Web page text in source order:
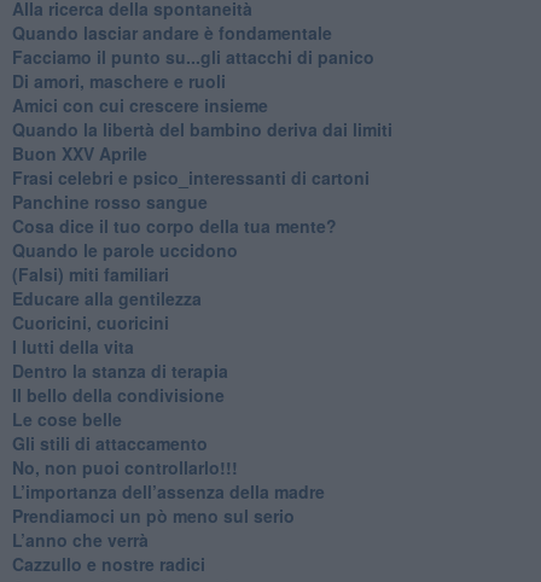
​Alla ricerca della spontaneità
​Quando lasciar andare è fondamentale
Facciamo il punto su...gli attacchi di panico
Di amori, maschere e ruoli
​Amici con cui crescere insieme
​Quando la libertà del bambino deriva dai limiti
Buon XXV Aprile
​Frasi celebri e psico_interessanti di cartoni
​Panchine rosso sangue
​Cosa dice il tuo corpo della tua mente?
​Quando le parole uccidono
​(Falsi) miti familiari
​Educare alla gentilezza
​Cuoricini, cuoricini
I lutti della vita
​Dentro la stanza di terapia
​Il bello della condivisione
Le cose belle
​Gli stili di attaccamento
No, non puoi controllarlo!!!
​L’importanza dell’assenza della madre
​Prendiamoci un pò meno sul serio
​L’anno che verrà
​Cazzullo e nostre radici